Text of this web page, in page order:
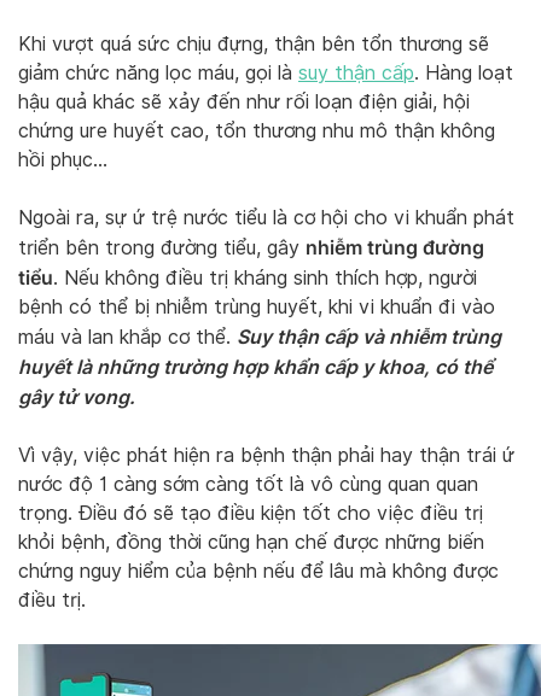
Khi vượt quá sức chịu đựng, thận bên tổn thương sẽ
giảm chức năng lọc máu, gọi là suy thận cấp. Hàng loạt
hậu quả khác sẽ xảy đến như rối loạn điện giải, hội
chứng ure huyết cao, tổn thương nhu mô thận không
hồi phục…
Ngoài ra, sự ứ trệ nước tiểu là cơ hội cho vi khuẩn phát
triển bên trong đường tiểu, gây nhiễm trùng đường
tiểu. Nếu không điều trị kháng sinh thích hợp, người
bệnh có thể bị nhiễm trùng huyết, khi vi khuẩn đi vào
máu và lan khắp cơ thể. Suy thận cấp và nhiễm trùng
huyết là những trường hợp khẩn cấp y khoa, có thể
gây tử vong.
Vì vậy, việc phát hiện ra bệnh thận phải hay thận trái ứ
nước độ 1 càng sớm càng tốt là vô cùng quan quan
trọng. Điều đó sẽ tạo điều kiện tốt cho việc điều trị
khỏi bệnh, đồng thời cũng hạn chế được những biến
chứng nguy hiểm của bệnh nếu để lâu mà không được
điều trị.